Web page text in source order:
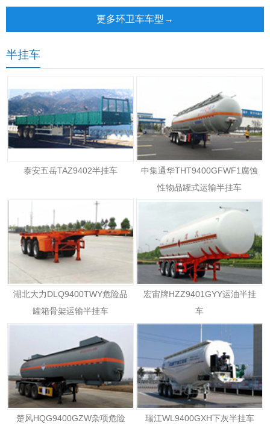
更多环卫车车型→
半挂车
泰安五岳TAZ9402半挂车
中集通华THT9400GFWF1腐蚀
性物品罐式运输半挂车
湖北大力DLQ9400TWY危险品
罐箱骨架运输半挂车
宏宙牌HZZ9401GYY运油半挂
车
楚风HQG9400GZW杂项危险
瑞江WL9400GXH下灰半挂车